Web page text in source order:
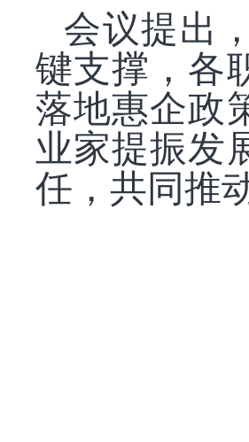
会议提出
键支撑，各
落地惠企政
业家提振发
任，共同推